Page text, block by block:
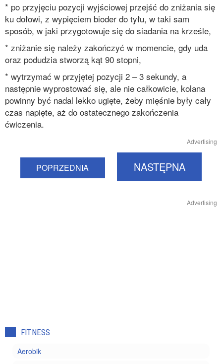
* po przyjęciu pozycji wyjściowej przejść do zniżania się
ku dołowi, z wypięciem bioder do tyłu, w taki sam
sposób, w jaki przygotowuje się do siadania na krześle,
* zniżanie się należy zakończyć w momencie, gdy uda
oraz podudzia stworzą kąt 90 stopni,
* wytrzymać w przyjętej pozycji 2 – 3 sekundy, a
następnie wyprostować się, ale nie całkowicie, kolana
powinny być nadal lekko ugięte, żeby mięśnie były cały
czas napięte, aż do ostatecznego zakończenia
ćwiczenia.
Advertising
POPRZEDNIA NASTĘPNA
Advertising
FITNESS
Aerobik